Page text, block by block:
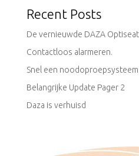
Recent Posts
De vernieuwde DAZA
Contactloos alarmeren.
Snel een
Belangrijke Update Pager 2
Daza is verhuisd